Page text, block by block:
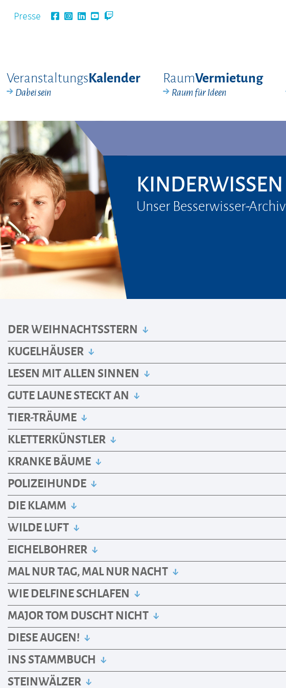
Presse
VeranstaltungsKalender
Dabei sein
RaumVermietung
Raum für Ideen
KINDERWISSEN
Unser Besserwisser-Archiv
DER WEIHNACHTSSTERN
KUGELHÄUSER
LESEN MIT ALLEN SINNEN
GUTE LAUNE STECKT AN
TIER-TRÄUME
KLETTERKÜNSTLER
KRANKE BÄUME
POLIZEIHUNDE
DIE KLAMM
WILDE LUFT
EICHELBOHRER
MAL NUR TAG, MAL NUR NACHT
WIE DELFINE SCHLAFEN
MAJOR TOM DUSCHT NICHT
DIESE AUGEN!
INS STAMMBUCH
STEINWÄLZER